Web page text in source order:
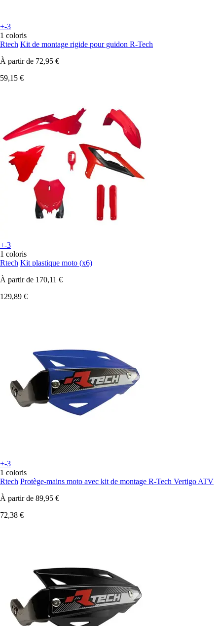
+-3
1 coloris
Rtech Kit de montage rigide pour guidon R-Tech
À partir de 72,95 €
59,15 €
+-3
1 coloris
Rtech Kit plastique moto (x6)
À partir de 170,11 €
129,89 €
+-3
1 coloris
Rtech Protège-mains moto avec kit de montage R-Tech Vertigo ATV
À partir de 89,95 €
72,38 €